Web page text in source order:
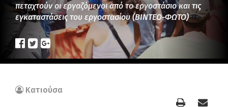
πεταχτούν οι εργαζόμενοι από το εργοστάσιο και τις
εγκαταστάσεις του εργοστασίου (ΒΙΝΤΕΟ-ΦΩΤΟ)
Κατιούσα